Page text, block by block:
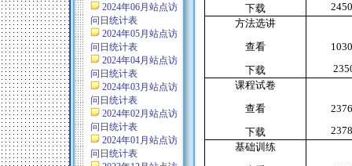
2024年06月站点访
问日统计表
2024年05月站点访
问日统计表
2024年04月站点访
问日统计表
2024年03月站点访
问日统计表
2024年02月站点访
问日统计表
2024年01月站点访
问日统计表
下载
方法选讲
查看
下载
课程试卷
查看
下载
基础训练